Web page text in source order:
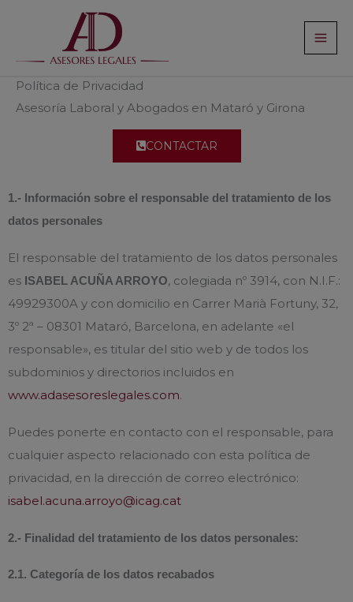
contenido
Política de Privacidad
Asesoría Laboral y Abogados en Mataró y Girona
CONTACTAR
1.- Información sobre el responsable del tratamiento de los
datos personales
El responsable del tratamiento de los datos personales
es ISABEL ACUÑA ARROYO, colegiada nº 3914, con N.I.F.:
49929300A y con domicilio en Carrer Marià Fortuny, 32,
3º 2ª – 08301 Mataró, Barcelona, en adelante «el
responsable», es titular del sitio web y de todos los
subdominios y directorios incluidos en
www.adasesoreslegales.com.
Puedes ponerte en contacto con el responsable, para
cualquier aspecto relacionado con esta política de
privacidad, en la dirección de correo electrónico:
isabel.acuna.arroyo@icag.cat
2.- Finalidad del tratamiento de los datos personales:
2.1. Categoría de los datos recabados